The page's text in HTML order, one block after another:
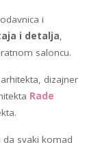
i
i detalja,
saloncu.
dizajner
Rade
svaki komad